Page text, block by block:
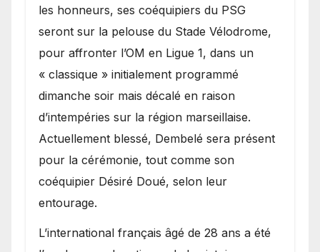
les honneurs, ses coéquipiers du PSG
seront sur la pelouse du Stade Vélodrome,
pour affronter l’OM en Ligue 1, dans un
« classique » initialement programmé
dimanche soir mais décalé en raison
d’intempéries sur la région marseillaise.
Actuellement blessé, Dembelé sera présent
pour la cérémonie, tout comme son
coéquipier Désiré Doué, selon leur
entourage.
L’international français âgé de 28 ans a été